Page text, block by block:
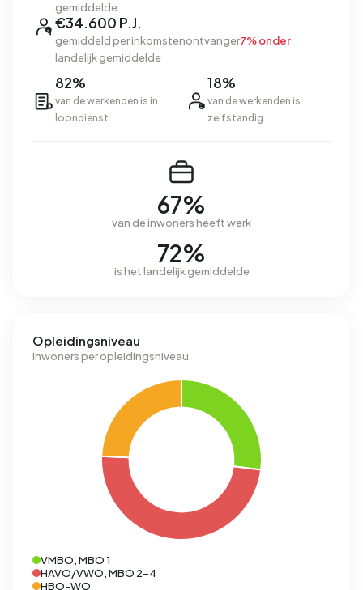
gemiddelde
€34.600 P.J.
gemiddeld per inkomstenontvanger7% onder
landelijk gemiddelde
82%
van de werkenden is in
loondienst
18%
van de werkenden is
zelfstandig
67%
van de inwoners heeft werk
72%
is het landelijk gemiddelde
Opleidingsniveau
Inwoners per opleidingsniveau
VMBO, MBO 1
HAVO/VWO, MBO 2-4
HBO-WO